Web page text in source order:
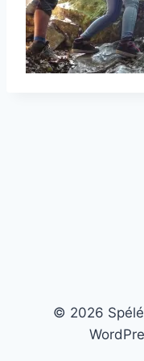
© 2026